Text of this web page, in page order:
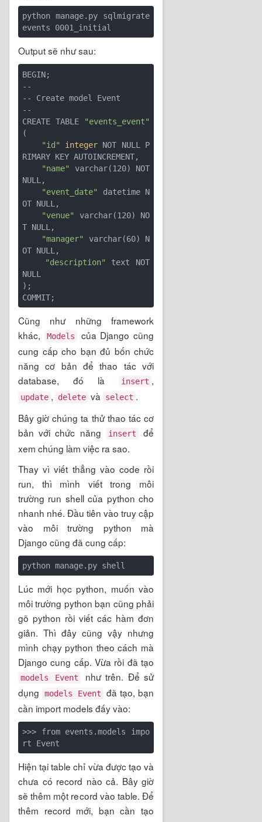
python manage.py sqlmigrate
Output sẽ như sau:
BEGIN;
--
-- Create model Event
--
CREATE TABLE
"events_event"
(
"id"
integer NOT NULL P
RIMARY KEY AUTOINCREMENT,
"name"
varchar(120) NOT
NULL,
"event_date"
datetime N
OT NULL,
"venue"
varchar(120) NO
T NULL,
"manager"
varchar(60) N
OT NULL,
"description"
text NOT
NULL
);
Cũng như những framework
khác,
Models
của Django cũng
cung cấp cho bạn đủ bốn chức
năng cơ bản để thao tác với
database, đó là
insert ,
update , delete và select .
Bây giờ chúng ta thử thao tác cơ
bản với chức năng
insert
để
xem chúng làm việc ra sao.
Thay vì viết thẳng vào code rồi
run, thì mình viết trong môi
trường run shell của python cho
nhanh nhé. Đầu tiên vào truy cập
vào môi trường python mà
Django cũng đã cung cấp:
Lúc mới học python, muốn vào
môi trường python bạn cũng phải
gõ python rồi viết các hàm đơn
giản. Thì đây cũng vậy nhưng
mình chạy python theo cách mà
Django cung cấp. Vừa rồi đã tạo
models Event
như trên. Để sử
dụng
models Event
đã tạo, bạn
cần import models đấy vào:
>>> from events.models impo
Hiện tại table chỉ vừa được tạo và
chưa có record nào cả. Bây giờ
sẽ thêm một record vào table. Để
thêm record mới, bạn cần tạo